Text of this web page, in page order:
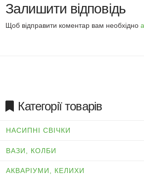
Залишити відповідь
Щоб відправити коментар вам необхідно
Категорії товарів
НАСИПНІ СВІЧКИ
ВАЗИ, КОЛБИ
АКВАРІУМИ, КЕЛИХИ